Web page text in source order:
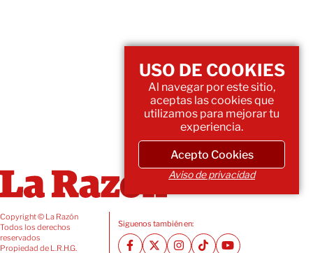
Copyright © La Razón
Todos los derechos
reservados
Propiedad de L.R.H.G.
Siguenos también en:
USO DE COOKIES
Al navegar por este sitio,
aceptas las cookies que
utilizamos para mejorar tu
experiencia.
Acepto Cookies
Aviso de privacidad